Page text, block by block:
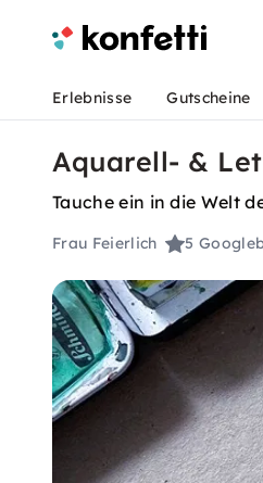
Erlebnisse Gutscheine
Aquarell- &
Tauche ein in die Welt
Frau Feierlich 5